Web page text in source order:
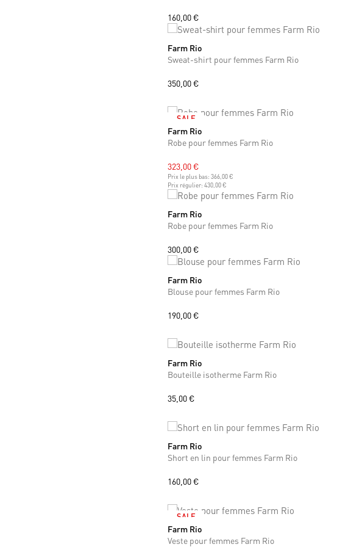
160,00 €
S M L
Farm Rio
Sweat-shirt pour femmes Farm Rio
350,00 €
SALE
XS S M
Farm Rio
Robe pour femmes Farm Rio
323,00 €
Prix le plus bas: 366,00 €
Prix régulier: 430,00 €
S M
Farm Rio
Robe pour femmes Farm Rio
300,00 €
XS M
Farm Rio
Blouse pour femmes Farm Rio
190,00 €
ONE SIZE
Farm Rio
Bouteille isotherme Farm Rio
35,00 €
XS S L
Farm Rio
Short en lin pour femmes Farm Rio
160,00 €
SALE
XS
Farm Rio
Veste pour femmes Farm Rio